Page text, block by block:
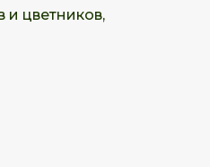
и цветников,